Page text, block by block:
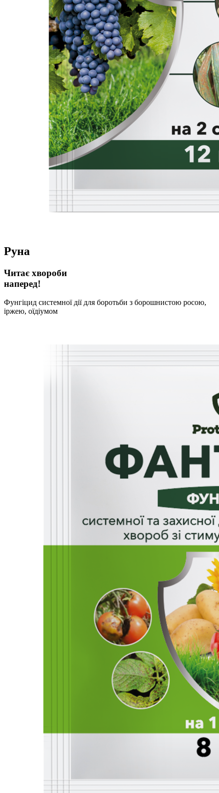
Руна
Читає хвороби
наперед!
Фунгіцид системної дії для боротьби з борошнистою росою,
іржею, оїдіумом